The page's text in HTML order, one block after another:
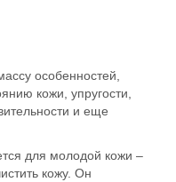
особенностей,
кожи, упругости,
и еще
для молодой кожи –
кожу. Он